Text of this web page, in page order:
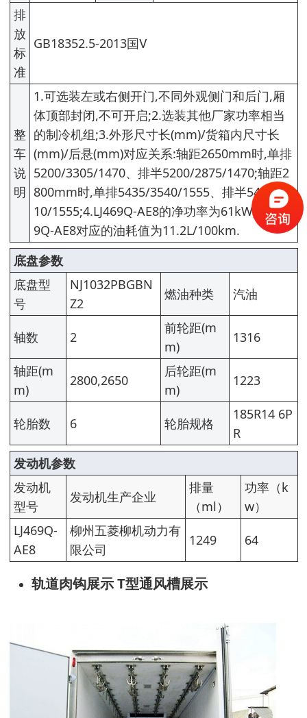
排
放
标
准
GB18352.5-2013国Ⅴ
整
车
说
明
1.可选装左或右侧开门,不同外观侧门和后门,厢
体顶部封闭,不可开启;2.选装其他厂家功率相当
的制冷机组;3.外形尺寸长(mm)/货箱内尺寸长
(mm)/后悬(mm)对应关系:轴距2650mm时,单排
5200/3305/1470、排半5200/2875/1470;轴距2
800mm时,单排5435/3540/1555、排半5435/31
10/1555;4.LJ469Q-AE8的净功率为61kW;5.LJ46
9Q-AE8对应的油耗值为11.2L/100km.
底盘参数
底盘型
号
NJ1032PBGBN
Z2
燃油种类 汽油
轴数 2
前轮距(m
m)
1316
轴距(m
m)
2800,2650
后轮距(m
m)
1223
轮胎数 6 轮胎规格
185R14 6P
R
发动机参数
发动机
型号
发动机生产企业
排量
（ml）
功率（k
w）
LJ469Q-
AE8
柳州五菱柳机动力有
限公司
1249 64
轨道肉钩展示 T型通风槽展示